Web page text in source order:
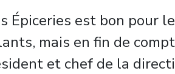
Épiceries est bon
mais en fin de
et chef de la